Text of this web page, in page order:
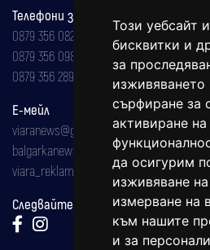
Този уебсайт
бисквитки и
за
изживяването
сърфиране за
активиране на
да осигурим
изживяване
измерване на
към нашите
и за
Телефони за реклама и абонаменти
0879 356 082
0879 356 098
0879 356 289
Е-мейл
viaranews@gmail.com
balgarkanews@gmail.com
viara_reklama@mail.bg
Следвайте ни: